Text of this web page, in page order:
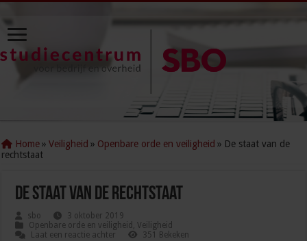
Home » Veiligheid » Openbare orde en veiligheid » De staat van de
rechtstaat
De staat van de rechtstaat
sbo
3 oktober 2019
Openbare orde en veiligheid ,Veiligheid
Laat een reactie achter
351 Bekeken